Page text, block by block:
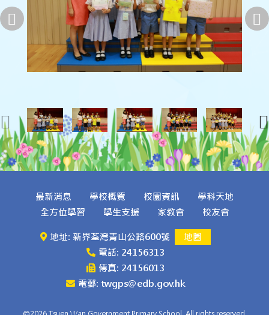
最新消息 學校概覽 校園資訊
學科天地
全方位學習
學生支援 家教會 校友會
地址: 新界荃灣青山公路600號
地圖
電話: 24156313
傳真: 24156013
電郵: twgps@edb.gov.hk